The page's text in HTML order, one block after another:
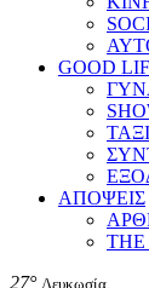
GOOD
ΑΠΟΨΕΙΣ
27° Λευκωσία,